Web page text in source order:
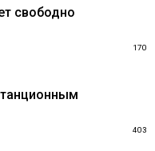
свободно
170
403